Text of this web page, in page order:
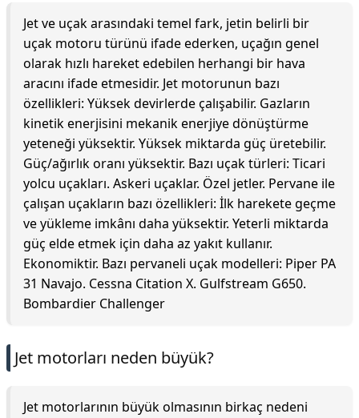
Jet ve uçak arasındaki temel fark, jetin belirli bir
uçak motoru türünü ifade ederken, uçağın genel
olarak hızlı hareket edebilen herhangi bir hava
aracını ifade etmesidir. Jet motorunun bazı
özellikleri: Yüksek devirlerde çalışabilir. Gazların
kinetik enerjisini mekanik enerjiye dönüştürme
yeteneği yüksektir. Yüksek miktarda güç üretebilir.
Güç/ağırlık oranı yüksektir. Bazı uçak türleri: Ticari
yolcu uçakları. Askeri uçaklar. Özel jetler. Pervane ile
çalışan uçakların bazı özellikleri: İlk harekete geçme
ve yükleme imkânı daha yüksektir. Yeterli miktarda
güç elde etmek için daha az yakıt kullanır.
Ekonomiktir. Bazı pervaneli uçak modelleri: Piper PA
31 Navajo. Cessna Citation X. Gulfstream G650.
Bombardier Challenger
Jet motorları neden büyük?
Jet motorlarının büyük olmasının birkaç nedeni